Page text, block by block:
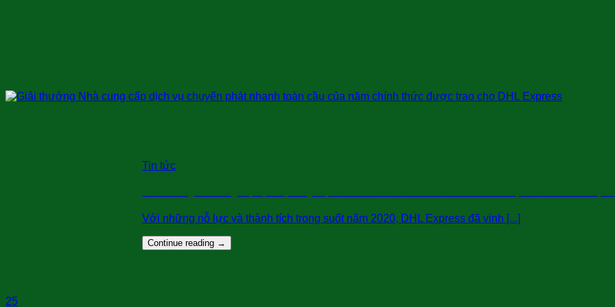
Tin tức
Với những nỗ lực và thành tích trong suốt năm 2020, DHL Express đã vinh [...]
Continue reading →
25